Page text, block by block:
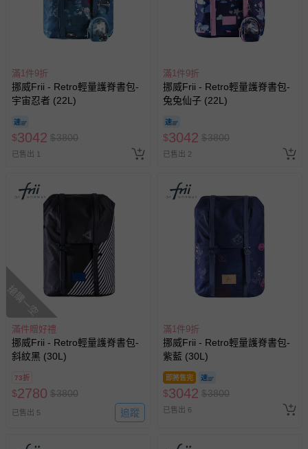
滿1件9折
挪威Frii - Retro輕量護脊書包-
宇宙忍者 (22L)
$3042 $3800
已售出 1
滿1件9折
挪威Frii - Retro輕量護脊書包-
兔兔仙子 (22L)
$3042 $3800
已售出 2
搶購一空
滿件贈好禮
挪威Frii - Retro輕量護脊書包-
斜紋黑 (30L)
73折
$2780 $3800
已售出 5 追蹤
滿1件9折
挪威Frii - Retro輕量護脊書包-
紫藍 (30L)
即將售完
$3042 $3800
已售出 6